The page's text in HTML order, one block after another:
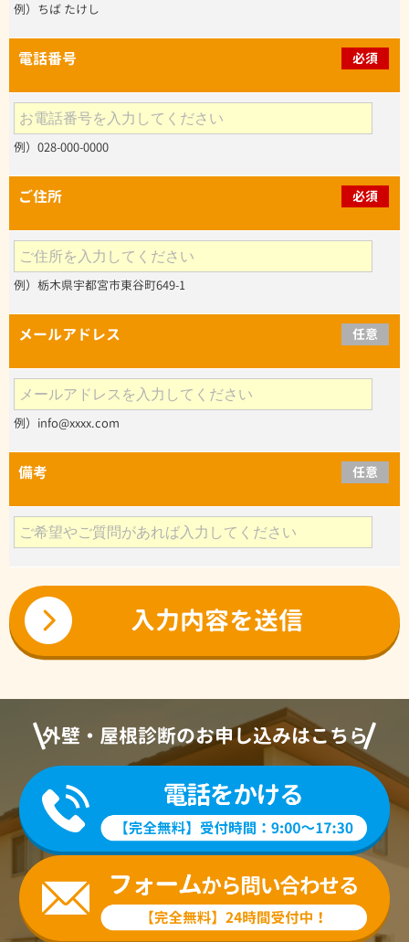
例）ちば たけし
電話番号 必須
例）028-000-0000
ご住所 必須
例）栃木県宇都宮市東谷町649-1
メールアドレス 任意
例）info@xxxx.com
備考 任意
外壁・屋根診断のお申し込みはこちら